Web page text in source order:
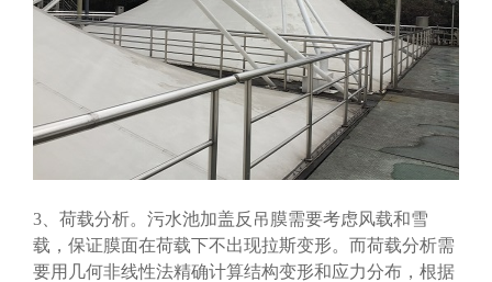
3、荷载分析。污水池加盖反吊膜需要考虑风载和雪
载，保证膜面在荷载下不出现拉斯变形。而荷载分析需
要用几何非线性法精确计算结构变形和应力分布，根据